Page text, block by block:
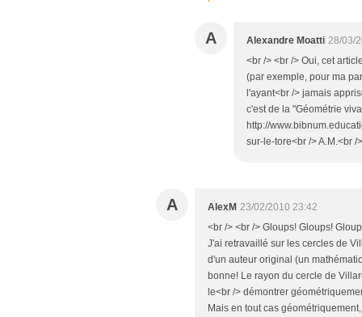
A Alexandre Moatti 28/03/
<br /> <br /> Oui, cet
(par exemple, pour ma
l'ayant<br /> jamais
c'est de la "Géométrie
http://
sur-le-tore<br /> A.M.<br /
A AlexM 23/02/2010 23:42
<br /> <br /> Gloups! Gloups!
J'ai retravaillé sur les cercles de
d'un auteur original (un
bonne! Le rayon du cercle de
le<br /> démontrer
Mais en tout cas